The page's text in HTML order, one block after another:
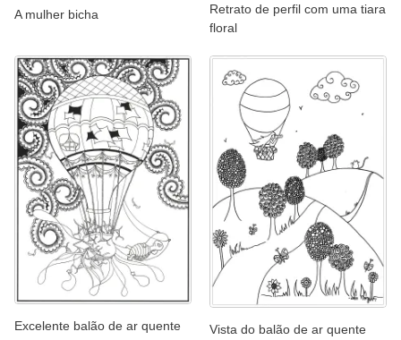
A mulher bicha
Retrato de perfil com uma tiara
floral
Excelente balão de ar quente Vista do balão de ar quente